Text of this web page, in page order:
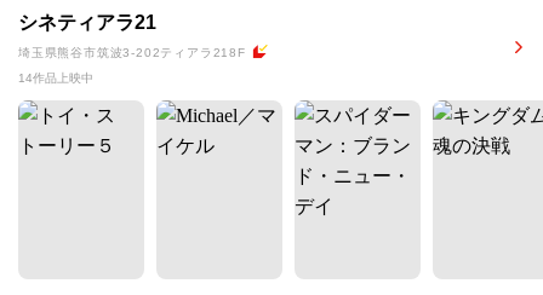
シネティアラ21
埼玉県熊谷市筑波3-202ティアラ218F
14作品上映中